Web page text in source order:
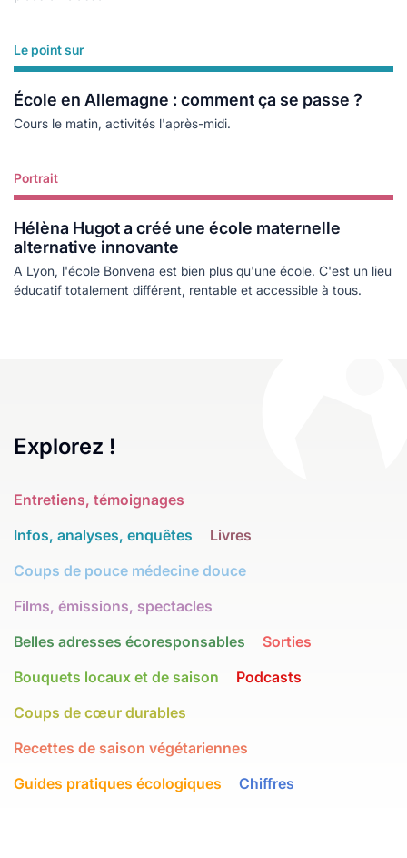
Le point sur
École en Allemagne : comment ça se passe ?
Cours le matin, activités l'après-midi.
Lire plus
Portrait
Hélèna Hugot a créé une école maternelle
alternative innovante
A Lyon, l'école Bonvena est bien plus qu'une école. C'est un lieu
éducatif totalement différent, rentable et accessible à tous.
Lire plus
Explorez !
Entretiens, témoignages
Infos, analyses, enquêtes
Livres
Coups de pouce médecine douce
Films, émissions, spectacles
Belles adresses écoresponsables
Sorties
Bouquets locaux et de saison
Podcasts
Coups de cœur durables
Recettes de saison végétariennes
Guides pratiques écologiques
Chiffres